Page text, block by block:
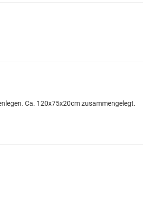
Ca. 120x75x20cm zusammengelegt.